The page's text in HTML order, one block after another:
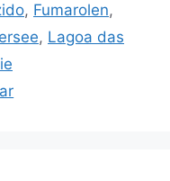
, Fumarolen,
, Lagoa das